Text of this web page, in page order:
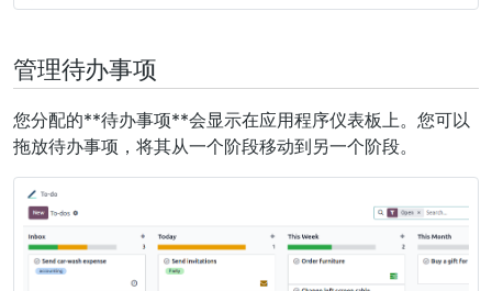
管理待办事项
您分配的**待办事项**会显示在应用程序仪表板上。您可以
拖放待办事项，将其从一个阶段移动到另一个阶段。